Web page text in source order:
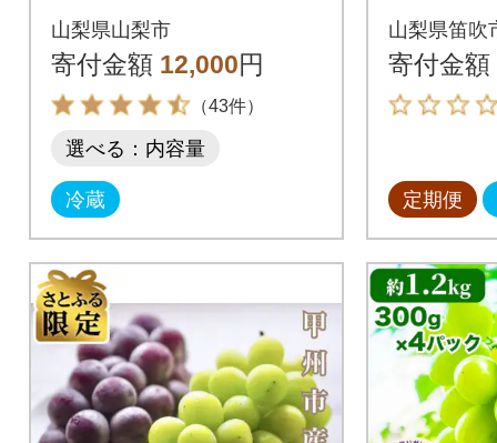
ト秀 1.2kg(2～3房)
山梨県山梨市
寄付金額 12,000円
（43件）
選べる：内容量
冷蔵
物 桃・
ンマス
山梨県笛吹
寄付金額
定期便